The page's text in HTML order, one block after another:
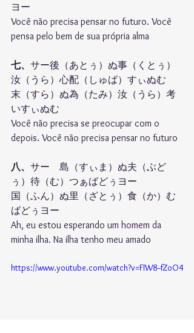
ヨー
Você não precisa pensar no futuro. Você
pensa pelo bem de sua própria alma
七、 サー後（あとぅ）ぬ事（くとぅ）
汝（うら）心配（しゅば）すぃぬむ
末（すら）ぬ為（たみ）汝（うら）考
いすぃぬむ
Você não precisa se preocupar com o
depois. Você não precisa pensar no futuro
八、 サー　島（すぃま）ぬ夫（ぶど
ぅ）待（む）つぁばどぅヨー
国（ふん）ぬ里（ざとぅ）食（か）む
ばどぅヨー
Ah, eu estou esperando um homem da
minha ilha. Na ilha tenho meu amado
https://www.youtube.com/watch?v=FIW8--fZoO4